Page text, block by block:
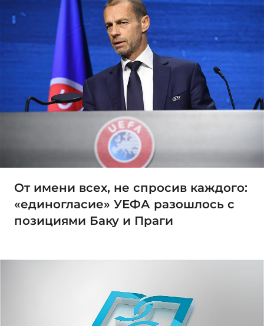
От имени всех, не спросив каждого:
«единогласие» УЕФА разошлось с
позициями Баку и Праги